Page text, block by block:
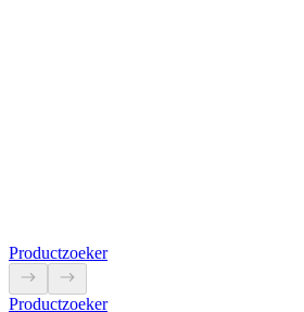
Bekijk product
Productzoeker
Productzoeker